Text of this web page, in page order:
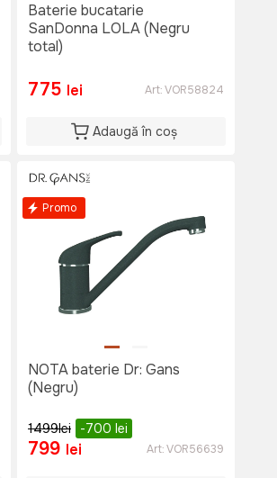
Baterie bucatarie
SanDonna LOLA (Negru
total)
775 lei Art:VOR58824
Adaugă în coș
Promo
NOTA baterie Dr: Gans
(Negru)
1499lei -700 lei
799 lei Art:VOR56639